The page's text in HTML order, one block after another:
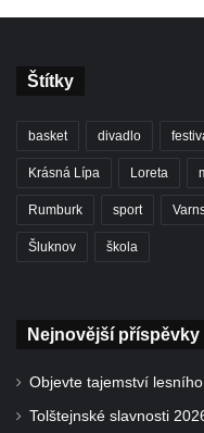
Štítky
basket divadlo
Krásná Lípa Loreta
Rumburk sport
Šluknov škola
Nejnovější příspěvky
Objevte tajemství
Tolštejnské slavnosti